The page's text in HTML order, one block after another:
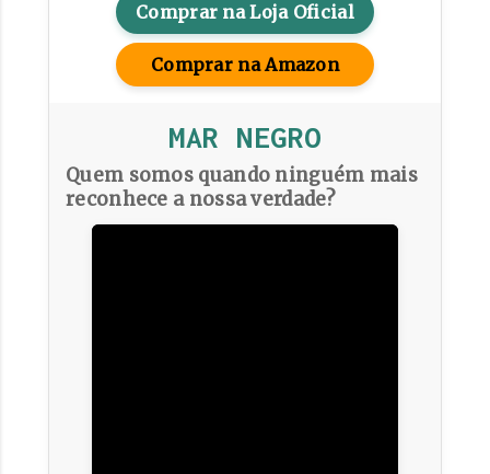
Comprar na Loja Oficial
Comprar na Amazon
MAR NEGRO
Quem somos quando ninguém mais
reconhece a nossa verdade?